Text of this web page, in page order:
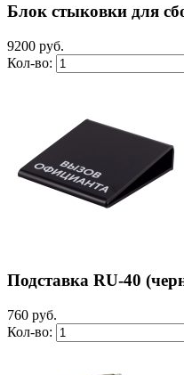
Блок стыковки для
9200 руб.
Кол-во:
Подставка RU-40
760 руб.
Кол-во: